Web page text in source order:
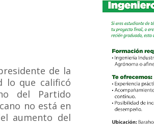
de la
lo que calificó
del Partido
no está en
aumento del